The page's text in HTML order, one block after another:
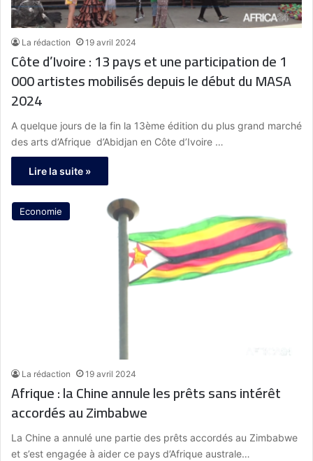
La rédaction 19 avril 2024
Côte d’Ivoire : 13 pays et une participation de 1
000 artistes mobilisés depuis le début du MASA
2024
A quelque jours de la fin la 13ème édition du plus grand marché
des arts d’Afrique d’Abidjan en Côte d’Ivoire …
Lire la suite »
Economie
La rédaction 19 avril 2024
Afrique : la Chine annule les prêts sans intérêt
accordés au Zimbabwe
La Chine a annulé une partie des prêts accordés au Zimbabwe
et s’est engagée à aider ce pays d’Afrique australe…